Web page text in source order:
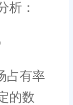
析：
有率
的数